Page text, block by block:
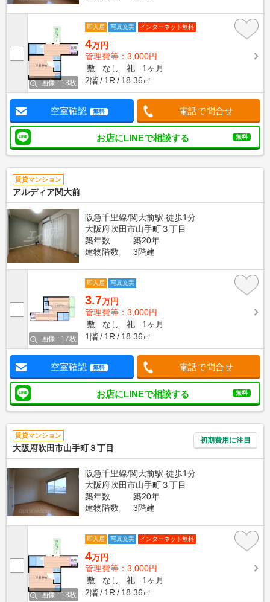
画像 : 18枚
即入居 写真充実 インターネット無料
4万円
管理費等：3,000円
敷
なし 礼
1ヶ月
2階
1R 18.36㎡
空室確認 無料 電話で問合せ
お店にLINEで相談する 無料
賃貸マンション
アルディア関大前
阪急千里線/関大前駅 徒歩1分
大阪府吹田市山手町３丁目
築年数
築20年
建物階数
3階建
画像 : 17枚
即入居 写真充実
3.7万円
管理費等：3,000円
敷
なし 礼
1ヶ月
1階
1R 18.36㎡
空室確認 無料 電話で問合せ
お店にLINEで相談する 無料
賃貸マンション
大阪府吹田市山手町３丁目
初期費用に注目
阪急千里線/関大前駅 徒歩1分
大阪府吹田市山手町３丁目
築年数
築20年
建物階数
3階建
画像 : 18枚
即入居 写真充実 インターネット無料
4万円
管理費等：3,000円
敷
なし 礼
1ヶ月
2階
1R 18.36㎡